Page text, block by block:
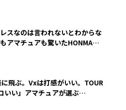
レスなのは言われないとわからな
アマチュアも驚いたHONMA
に飛ぶ。Vxは打感がいい。TOUR
いい」アマチュアが選ぶ